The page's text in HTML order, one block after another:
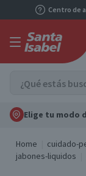
Centro de
Elige tu modo
Home cuidado-
jabones-liquidos